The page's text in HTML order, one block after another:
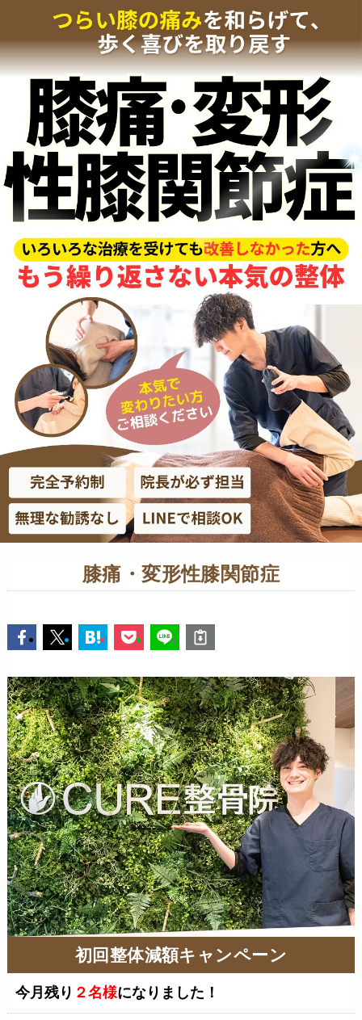
膝痛・変形性膝関節症
初回整体減額キャンペーン
今月残り ２名様になりました！